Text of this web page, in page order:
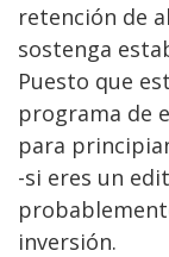
retención de
sostenga
Puesto que
programa de
para
-si eres un
inversión.